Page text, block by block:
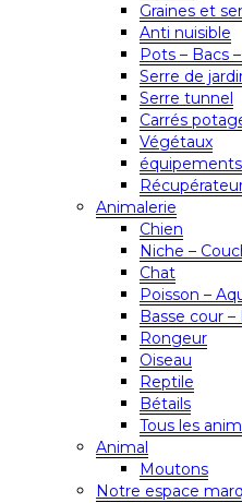
Graines et
Anti nuisible
Pots – Bacs
Serre de
Serre tunnel
Carrés
Végétaux
Animalerie
Chien
Niche –
Chat
Poisson –
Basse cour –
Rongeur
Oiseau
Reptile
Bétails
Tous les
Animal
Moutons
Notre espace